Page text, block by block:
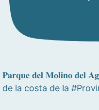
𝐏𝐚𝐫𝐪𝐮𝐞 𝐝𝐞𝐥 𝐌𝐨𝐥𝐢𝐧𝐨 𝐝𝐞𝐥
de la costa de la